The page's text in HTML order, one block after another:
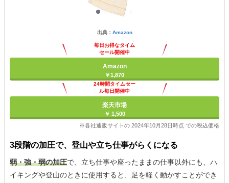
出典： Amazon
毎日お得なタイム
セール開催中
Amazon
￥1,870
24時間タイムセー
ル毎日開催中
楽天市場
￥ 1,500
※各社通販サイトの 2024年10月28日時点 での税込価格
3段階の加圧で、登山や立ち仕事がらくになる
弱・強・弱の加圧で、立ち仕事や座ったままの仕事以外にも、ハ
イキングや登山のときに使用すると、足を軽く動かすことができ